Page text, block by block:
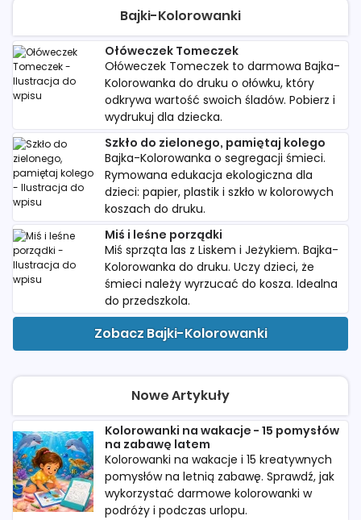
Bajki-Kolorowanki
Ołóweczek Tomeczek
Ołóweczek Tomeczek to darmowa Bajka-
Kolorowanka do druku o ołówku, który
odkrywa wartość swoich śladów. Pobierz i
wydrukuj dla dziecka.
Szkło do zielonego, pamiętaj kolego
Bajka-Kolorowanka o segregacji śmieci.
Rymowana edukacja ekologiczna dla
dzieci: papier, plastik i szkło w kolorowych
koszach do druku.
Miś i leśne porządki
Miś sprząta las z Liskem i Jeżykiem. Bajka-
Kolorowanka do druku. Uczy dzieci, że
śmieci należy wyrzucać do kosza. Idealna
do przedszkola.
Zobacz Bajki-Kolorowanki
Nowe Artykuły
Kolorowanki na wakacje - 15 pomysłów
na zabawę latem
Kolorowanki na wakacje i 15 kreatywnych
pomysłów na letnią zabawę. Sprawdź, jak
wykorzystać darmowe kolorowanki w
podróży i podczas urlopu.